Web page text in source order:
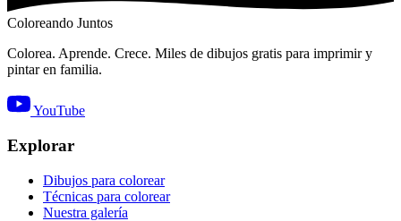
Coloreando Juntos
Colorea. Aprende. Crece. Miles de dibujos gratis para imprimir y
pintar en familia.
YouTube
Explorar
Dibujos para colorear
Técnicas para colorear
Nuestra galería